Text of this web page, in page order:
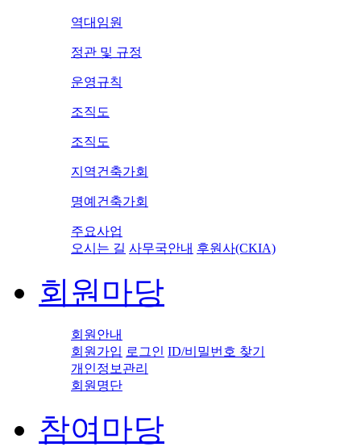
역대임원
정관 및 규정
운영규칙
조직도
조직도
지역건축가회
명예건축가회
주요사업
오시는 길 사무국안내 후원사(CKIA)
회원마당
회원안내
회원가입 로그인 ID/비밀번호 찾기
개인정보관리
회원명단
참여마당